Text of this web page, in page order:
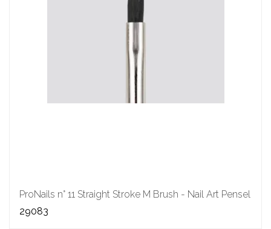
ProNails n° 11 Straight Stroke M Brush - Nail Art Pensel
29083